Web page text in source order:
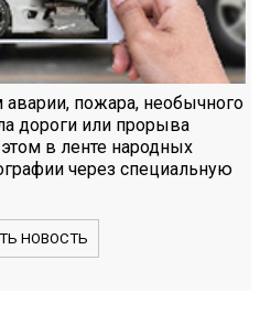
пожара, необычного
дороги или прорыва
в ленте народных
через специальную
НОВОСТЬ